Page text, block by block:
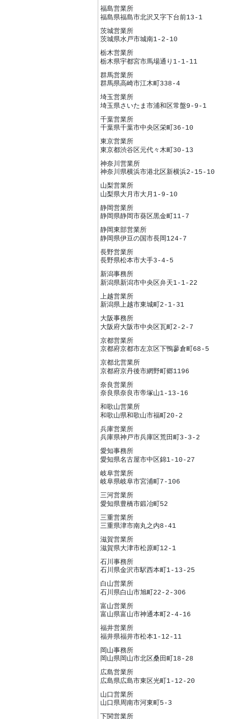
福島営業所
福島県福島市北沢又字下台前13-1
茨城営業所
茨城県水戸市城南1-2-10
栃木営業所
栃木県宇都宮市馬場通り1-1-11
群馬営業所
群馬県高崎市江木町338-4
埼玉営業所
埼玉県さいたま市浦和区常盤9-9-1
千葉営業所
千葉県千葉市中央区栄町36-10
東京営業所
東京都渋谷区元代々木町30-13
神奈川営業所
神奈川県横浜市港北区新横浜2-15-10
山梨営業所
山梨県大月市大月1-9-10
静岡営業所
静岡県静岡市葵区黒金町11-7
静岡東部営業所
静岡県伊豆の国市長岡124-7
長野営業所
長野県松本市大手3-4-5
新潟事務所
新潟県新潟市中央区弁天1-1-22
上越営業所
新潟県上越市東城町2-1-31
大阪事務所
大阪府大阪市中央区瓦町2-2-7
京都営業所
京都府京都市左京区下鴨蓼倉町68-5
京都北営業所
京都府京丹後市網野町郷1196
奈良営業所
奈良県奈良市帝塚山1-13-16
和歌山営業所
和歌山県和歌山市福町20-2
兵庫営業所
兵庫県神戸市兵庫区荒田町3-3-2
愛知事務所
愛知県名古屋市中区錦1-10-27
岐阜営業所
岐阜県岐阜市宮浦町7-106
三河営業所
愛知県豊橋市鍛冶町52
三重営業所
三重県津市南丸之内8-41
滋賀営業所
滋賀県大津市松原町12-1
石川事務所
石川県金沢市駅西本町1-13-25
白山営業所
石川県白山市旭町22-2-306
富山営業所
富山県富山市神通本町2-4-16
福井営業所
福井県福井市松本1-12-11
岡山事務所
岡山県岡山市北区桑田町18-28
広島営業所
広島県広島市東区光町1-12-20
山口営業所
山口県周南市河東町5-3
下関営業所